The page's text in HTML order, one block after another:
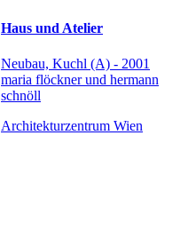
Haus und Atelier
Neubau, Kuchl (A) - 2001
maria flöckner und hermann
schnöll
Architekturzentrum Wien